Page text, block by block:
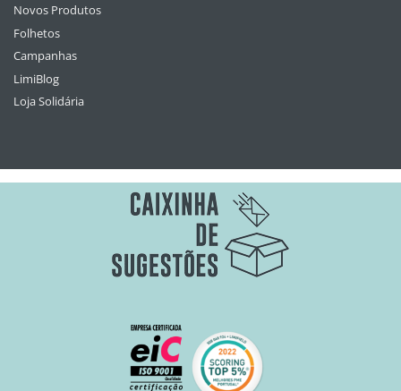
Novos Produtos
Folhetos
Campanhas
LimiBlog
Loja Solidária